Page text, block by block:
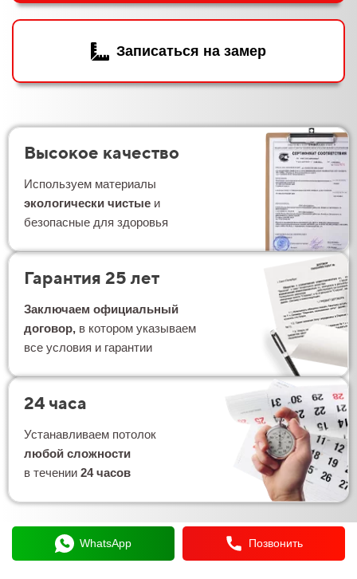
Записаться на замер
Высокое качество
Используем материалы
экологически чистые и
безопасные для здоровья
Гарантия 25 лет
Заключаем официальный
договор, в котором указываем
все условия и гарантии
24 часа
Устанавливаем потолок
любой сложности
в течении 24 часов
WhatsApp Позвонить